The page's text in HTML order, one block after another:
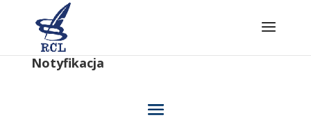
content
Notyfikacja